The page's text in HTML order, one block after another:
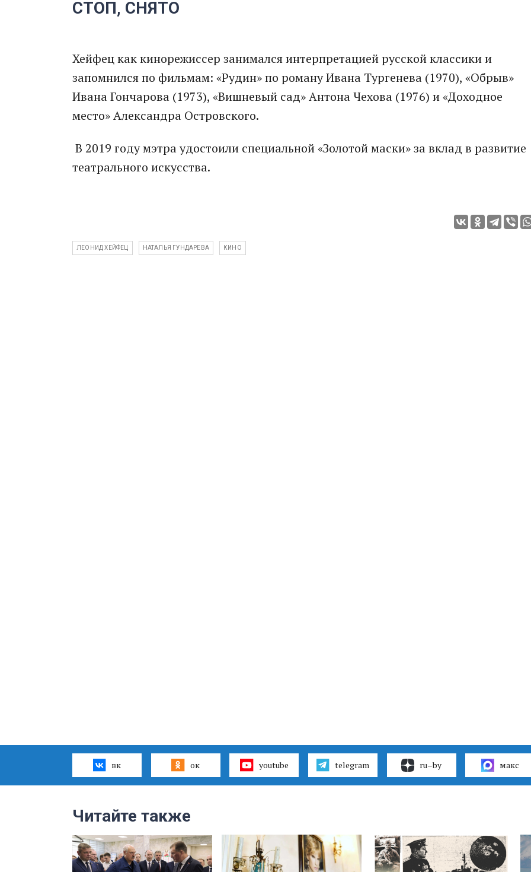
СТОП, СНЯТО
Хейфец как кинорежиссер занимался интерпретацией русской классики и
запомнился по фильмам: «Рудин» по роману Ивана Тургенева (1970), «Обрыв»
Ивана Гончарова (1973), «Вишневый сад» Антона Чехова (1976) и «Доходное
место» Александра Островского.
В 2019 году мэтра удостоили специальной «Золотой маски» за вклад в развитие
театрального искусства.
ЛЕОНИД ХЕЙФЕЦ НАТАЛЬЯ ГУНДАРЕВА КИНО
вк ок youtube telegram ru–by макс
Читайте также